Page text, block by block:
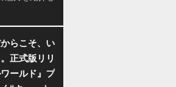
らこそ、い
正式版リリ
ールド』プ